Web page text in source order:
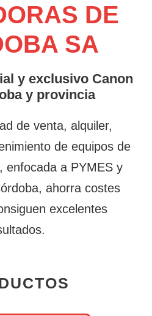
DE
SA
y exclusivo Canon
y provincia
de venta, alquiler,
de equipos de
enfocada a PYMES y
ahorra costes
excelentes